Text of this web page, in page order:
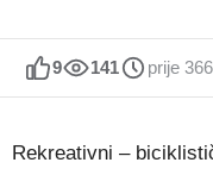
9 141 prije
Rekreativni –